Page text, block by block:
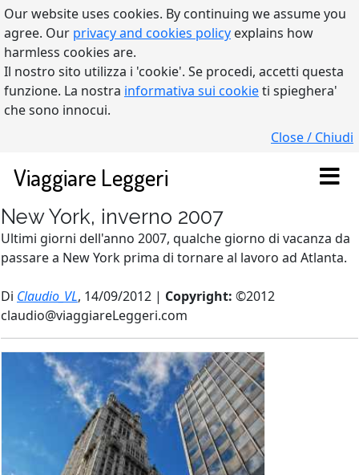
Our website uses cookies. By continuing we assume you
agree. Our privacy and cookies policy explains how
harmless cookies are.
Il nostro sito utilizza i 'cookie'. Se procedi, accetti questa
funzione. La nostra informativa sui cookieti spieghera'
che sono innocui.
Close / Chiudi
Viaggiare Leggeri
New York, inverno 2007
Ultimi giorni dell'anno 2007, qualche giorno di vacanza da
passare a New York prima di tornare al lavoro ad Atlanta.
Di Claudio_VL, 14/09/2012 | Copyright: ©2012
claudio@viaggiareLeggeri.com